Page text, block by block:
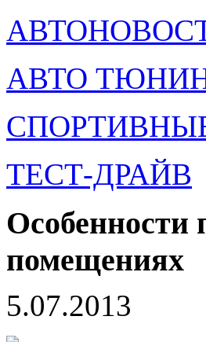
АВТО
ТЕСТ-ДРАЙВ
Особенности
помещениях
5.07.2013